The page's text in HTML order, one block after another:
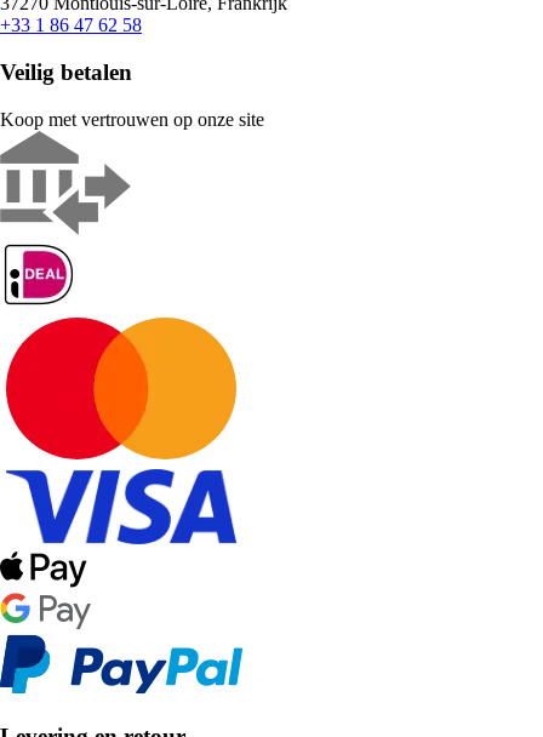
+33 1 86 47 62 58
Veilig betalen
Koop met vertrouwen op onze site